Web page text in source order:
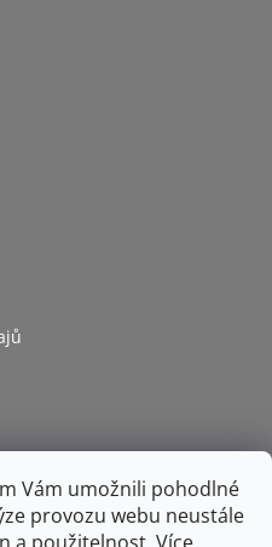
Vám umožnili pohodlné
provozu webu neustále